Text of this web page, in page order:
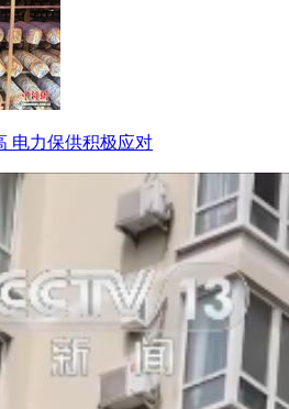
电力保供积极应对